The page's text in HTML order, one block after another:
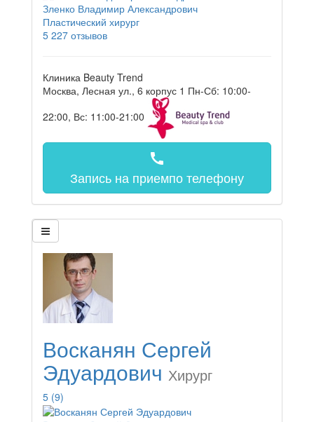
Зленко Владимир Александрович
Пластический хирург
5 227 отзывов
Клиника Beauty Trend
Москва, Лесная ул., 6 корпус 1 Пн-Сб: 10:00-
22:00, Вс: 11:00-21:00
call
Запись на приемпо телефону
Восканян Сергей
Эдуардович Хирург
5 (9)